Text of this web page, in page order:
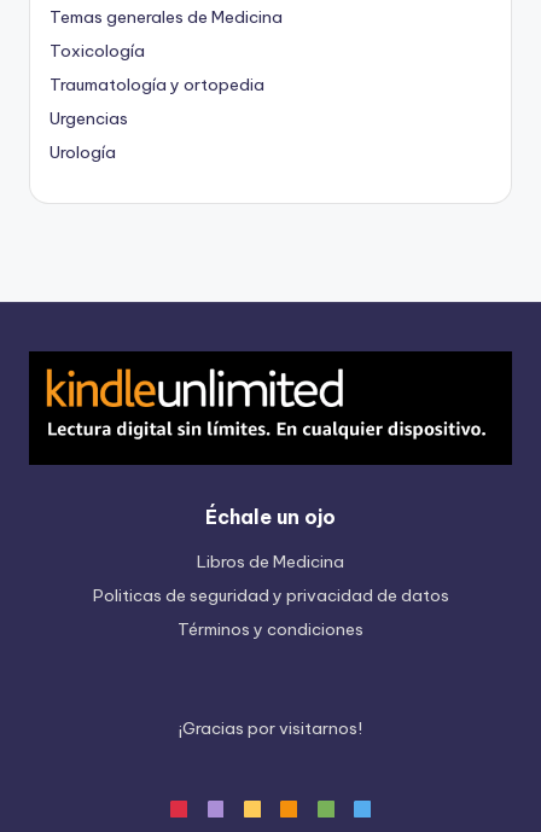
Temas generales de Medicina
Toxicología
Traumatología y ortopedia
Urgencias
Urología
Échale un ojo
Libros de Medicina
Politicas de seguridad y privacidad de datos
Términos y condiciones
¡Gracias porvisitarnos!